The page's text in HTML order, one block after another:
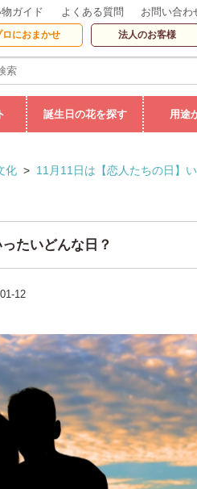
ガイド よくある質問 お問い合わ
ロにおまかせ 法人のお客様
誕生日の花を探す 用途
化 > 11月11日は【恋人たちの日】
たいどんな日？
12